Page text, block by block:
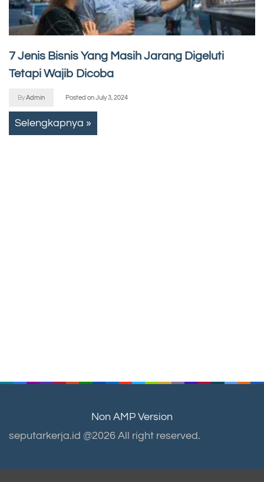
7 Jenis Bisnis Yang Masih Jarang Digeluti
Tetapi Wajib Dicoba
ByAdmin Posted onJuly 3, 2024
Selengkapnya »
Non AMP Version
seputarkerja.id @2026 All right reserved.